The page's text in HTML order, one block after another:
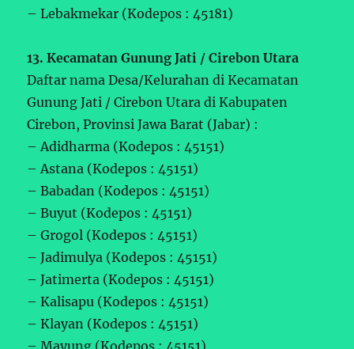
– Lebakmekar (Kodepos : 45181)
13. Kecamatan Gunung Jati / Cirebon Utara
Daftar nama Desa/Kelurahan di Kecamatan
Gunung Jati / Cirebon Utara di Kabupaten
Cirebon, Provinsi Jawa Barat (Jabar) :
– Adidharma (Kodepos : 45151)
– Astana (Kodepos : 45151)
– Babadan (Kodepos : 45151)
– Buyut (Kodepos : 45151)
– Grogol (Kodepos : 45151)
– Jadimulya (Kodepos : 45151)
– Jatimerta (Kodepos : 45151)
– Kalisapu (Kodepos : 45151)
– Klayan (Kodepos : 45151)
– Mayung (Kodepos : 45151)